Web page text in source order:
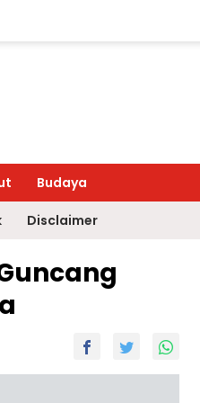
Budaya
Disclaimer